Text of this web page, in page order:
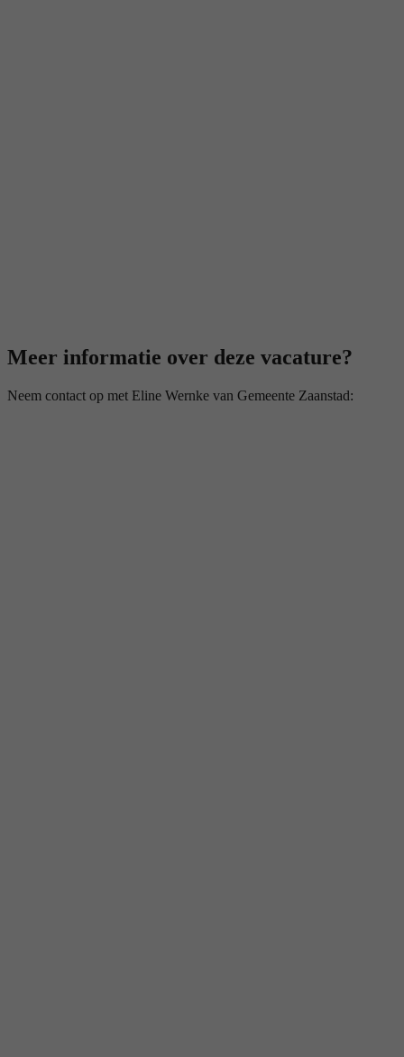
Meer informatie over deze vacature?
Neem contact op met Eline Wernke van Gemeente Zaanstad: